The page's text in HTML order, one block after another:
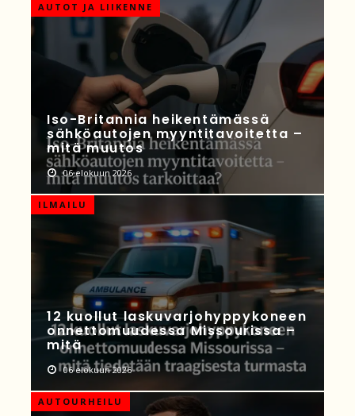
AUTOT JA LIIKENNE
Iso-Britannia heikentämässä
sähköautojen myyntitavoitetta –
mitä muutos
06 elokuun 2026
ILMAILU
12 kuollut laskuvarjohyppykoneen
onnettomuudessa Missourissa –
mitä
06 elokuun 2026
AUTOURHEILU